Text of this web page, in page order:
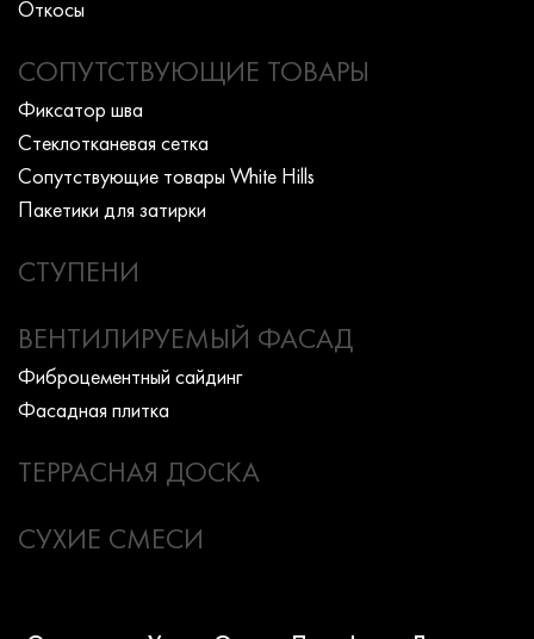
Откосы
СОПУТСТВУЮЩИЕ ТОВАРЫ
Фиксатор шва
Стеклотканевая сетка
Сопутствующие товары White Hills
Пакетики для затирки
СТУПЕНИ
ВЕНТИЛИРУЕМЫЙ ФАСАД
Фиброцементный сайдинг
Фасадная плитка
ТЕРРАСНАЯ ДОСКА
СУХИЕ СМЕСИ